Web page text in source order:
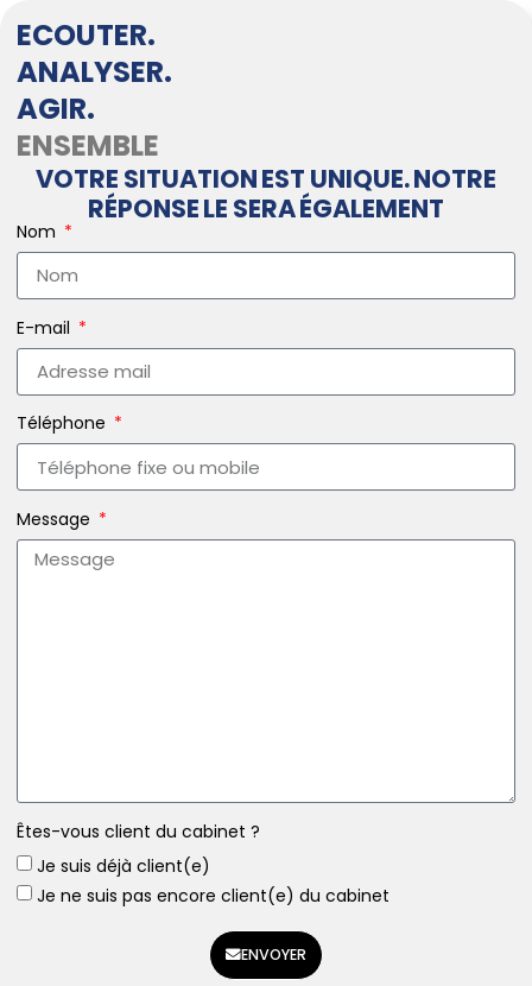
ECOUTER.
ANALYSER.
AGIR.
ENSEMBLE
VOTRE SITUATION EST UNIQUE. NOTRE
RÉPONSE LE SERA ÉGALEMENT
Nom
E-mail
Téléphone
Message
Êtes-vous client du cabinet ?
Je suis déjà client(e)
Je ne suis pas encore client(e) du cabinet
ENVOYER